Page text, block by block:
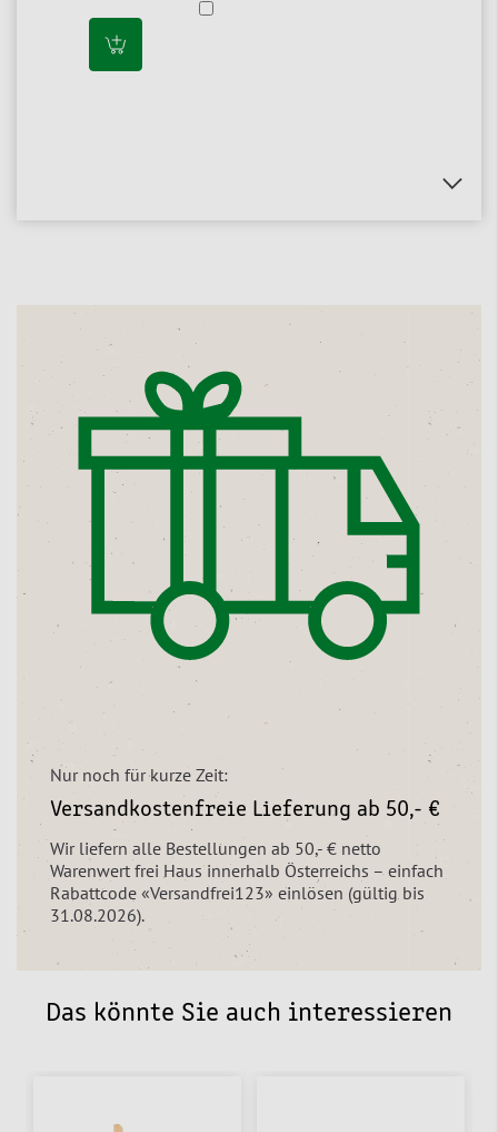
Nur noch für kurze Zeit:
Versandkostenfreie Lieferung ab 50,- €
Wir liefern alle Bestellungen ab 50,- € netto
Warenwert frei Haus innerhalb Österreichs – einfach
Rabattcode «Versandfrei123» einlösen (gültig bis
31.08.2026).
Das könnte Sie auch interessieren